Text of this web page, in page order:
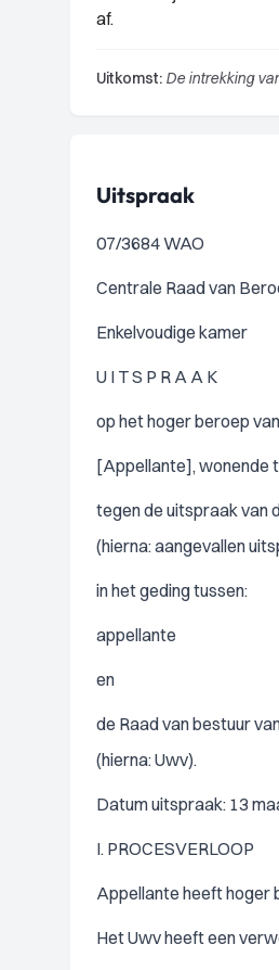
af.
Uitkomst: De intrekking
Uitspraak
07/3684 WAO
Centrale Raad van
Enkelvoudige kamer
U I T S P R A A K
op het hoger beroep
[Appellante], wonende
tegen de uitspraak van
(hierna: aangevallen
in het geding tussen:
appellante
en
de Raad van bestuur
(hierna: Uwv).
Datum uitspraak: 13
I. PROCESVERLOOP
Appellante heeft hoger
Het Uwv heeft een